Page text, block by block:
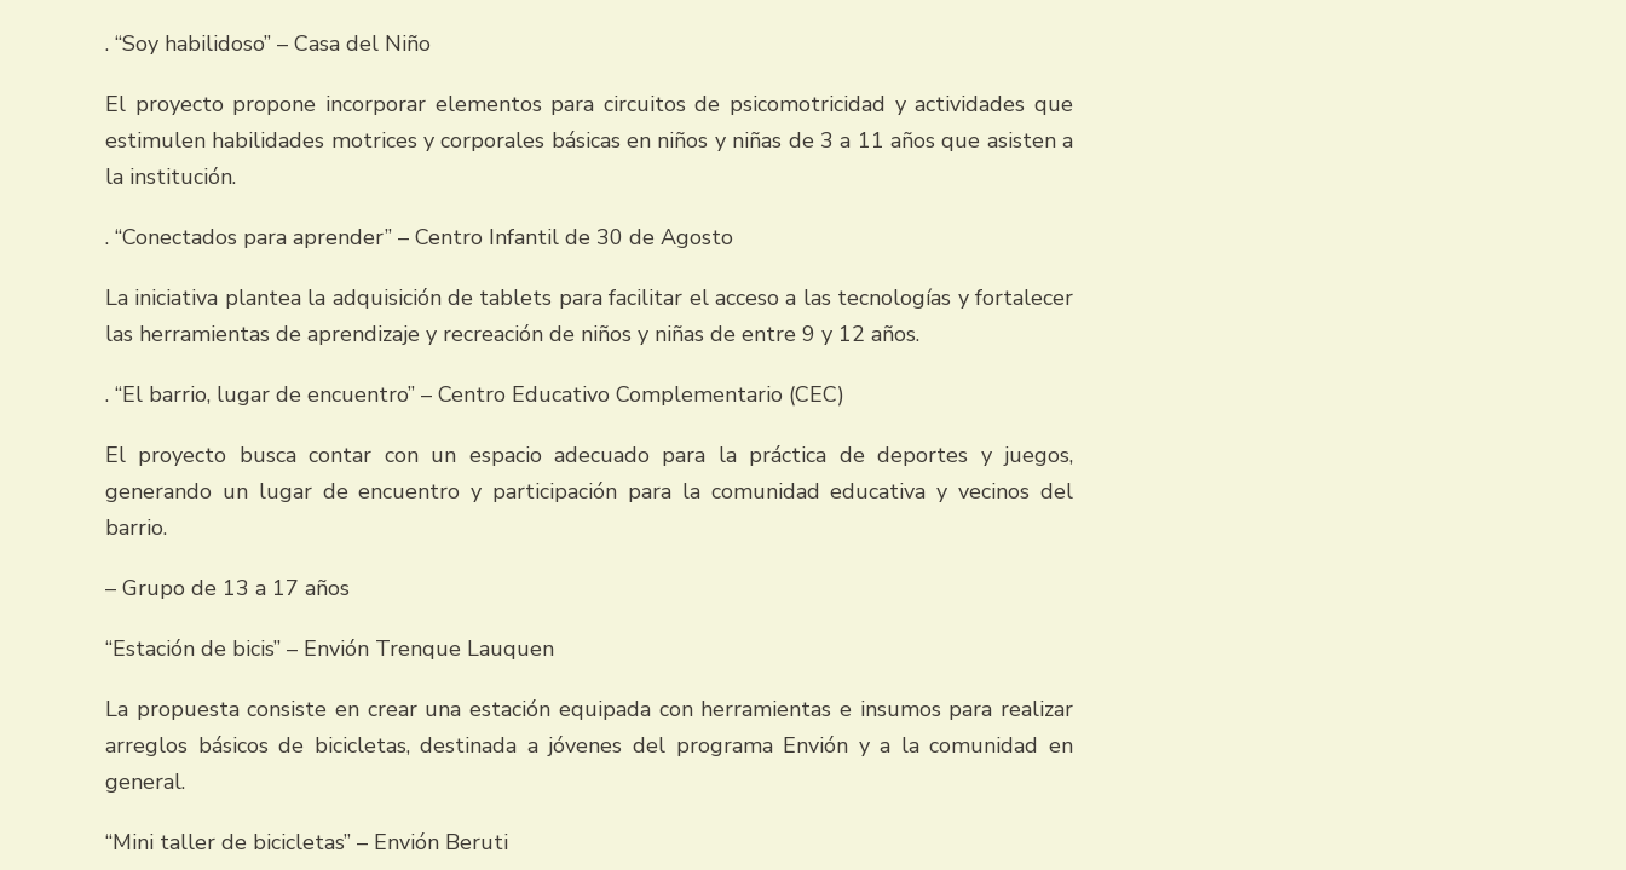
. “Soy habilidoso” – Casa del Niño
El proyecto propone incorporar elementos para circuitos de psicomotricidad y actividades que
estimulen habilidades motrices y corporales básicas en niños y niñas de 3 a 11 años que asisten a
la institución.
. “Conectados para aprender” – Centro Infantil de 30 de Agosto
La iniciativa plantea la adquisición de tablets para facilitar el acceso a las tecnologías y fortalecer
las herramientas de aprendizaje y recreación de niños y niñas de entre 9 y 12 años.
. “El barrio, lugar de encuentro” – Centro Educativo Complementario (CEC)
El proyecto busca contar con un espacio adecuado para la práctica de deportes y juegos,
generando un lugar de encuentro y participación para la comunidad educativa y vecinos del
barrio.
– Grupo de 13 a 17 años
“Estación de bicis” – Envión Trenque Lauquen
La propuesta consiste en crear una estación equipada con herramientas e insumos para realizar
arreglos básicos de bicicletas, destinada a jóvenes del programa Envión y a la comunidad en
general.
“Mini taller de bicicletas” – Envión Beruti